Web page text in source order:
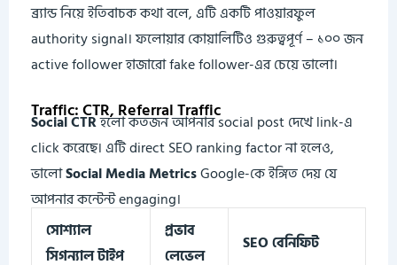
ব্র্যান্ড নিয়ে ইতিবাচক কথা বলে, এটি একটি পাওয়ারফুল
authority signal। ফলোয়ার কোয়ালিটিও গুরুত্বপূর্ণ – ১০০ জন
active follower হাজারো fake follower-এর চেয়ে ভালো।
Traffic: CTR, Referral Traffic
Social CTRহলো কতজন আপনার social post দেখে link-এ
click করেছে। এটি direct SEO ranking factor না হলেও,
ভালোSocial Media MetricsGoogle-কে ইঙ্গিত দেয় যে
আপনার কন্টেন্ট engaging।
সোশ্যাল
সিগন্যাল টাইপ
প্রভাব
লেভেল
SEO বেনিফিট